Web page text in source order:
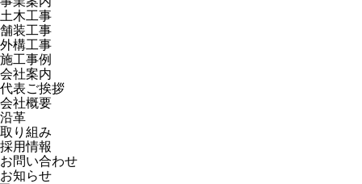
土木工事
舗装工事
外構工事
施工事例
会社案内
代表ご挨拶
会社概要
沿革
取り組み
採用情報
お問い合わせ
お知らせ